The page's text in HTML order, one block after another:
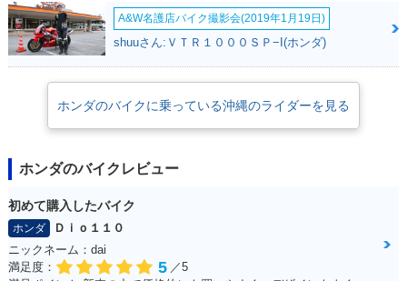
A&W名護店バイク撮影会(2019年1月19日)
shuuさん:ＶＴＲ１０００ＳＰ−I(ホンダ)
ホンダのバイクに乗っている沖縄のライダーを見る
ホンダのバイクレビュー
初めて購入したバイク
ホンダ
Ｄｉｏ１１０
ニックネーム：dai
満足度：
5 ／5